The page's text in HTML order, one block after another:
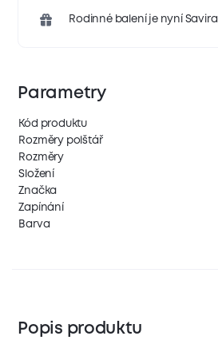
Rodinné balení je nyní Savira
Parametry
Kód produktu
Rozměry polštář
Rozměry
Složení
Značka
Zapínání
Barva
Popis produktu